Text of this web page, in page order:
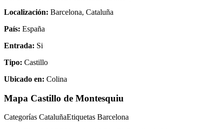
Localización: Barcelona, Cataluña
País: España
Entrada: Si
Tipo: Castillo
Ubicado en: Colina
Mapa Castillo de Montesquiu
Categorías CataluñaEtiquetas Barcelona